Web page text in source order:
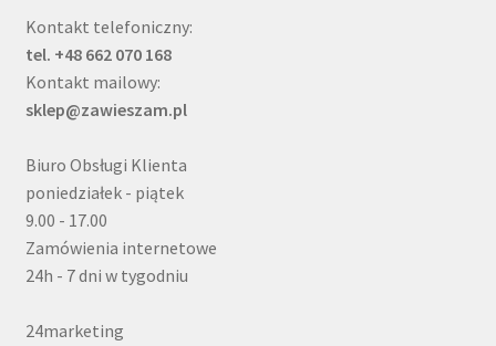
Kontakt telefoniczny:
tel. +48 662 070 168
Kontakt mailowy:
sklep@zawieszam.pl
Biuro Obsługi Klienta
poniedziałek - piątek
9.00 - 17.00
Zamówienia internetowe
24h - 7 dni w tygodniu
24marketing